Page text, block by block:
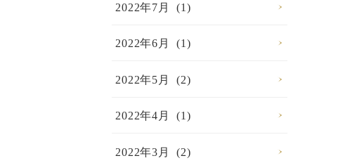
2022年7月 (1)
2022年6月 (1)
2022年5月 (2)
2022年4月 (1)
2022年3月 (2)